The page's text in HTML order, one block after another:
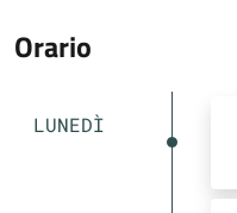
Orario
LUNEDÌ